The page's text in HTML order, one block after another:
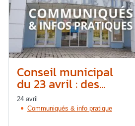
Conseil municipal
du 23 avril : des...
24 avril
Communiqués & info pratique